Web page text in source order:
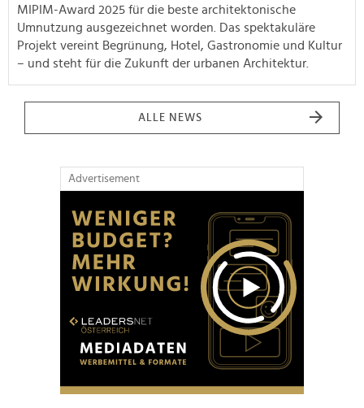
MIPIM-Award 2025 für die beste architektonische
Umnutzung ausgezeichnet worden. Das spektakuläre
Projekt vereint Begrünung, Hotel, Gastronomie und Kultur
– und steht für die Zukunft der urbanen Architektur.
ALLE NEWS
Advertisement